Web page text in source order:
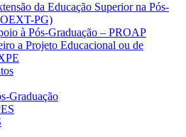
da Educação Superior na Pós-
PG)
à Pós-Graduação – PROAP
a Projeto Educacional ou de
Graduação